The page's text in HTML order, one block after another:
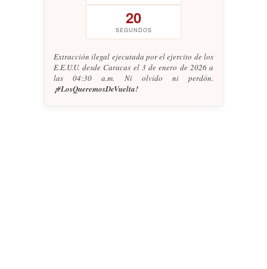
21
SEGUNDOS
Extracción ilegal ejecutada por el ejercito de los
E.E.U.U. desde Caracas el 3 de enero de 2026 a
las 04:30 a.m. Ni olvido ni perdón.
¡#LosQueremosDeVuelta!